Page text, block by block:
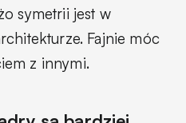
symetrii jest w
Fajnie móc
z innymi.